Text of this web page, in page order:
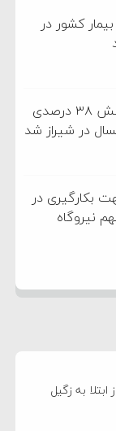
کشور در
فرهنگ سازی منجر به کاهش ۳۸ درصدی
در شیراز شد
بکارگیری در
نیروگاه
به زگیل